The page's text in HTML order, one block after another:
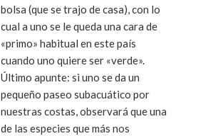
bolsa (que se trajo de casa), con lo
cual a uno se le queda una cara de
«primo» habitual en este país
cuando uno quiere ser «verde».
Último apunte: si uno se da un
pequeño paseo subacuático por
nuestras costas, observará que una
de las especies que más nos